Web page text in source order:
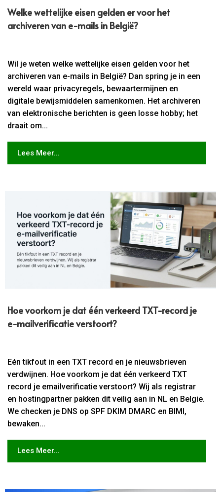
Welke wettelijke eisen gelden er voor het
archiveren van e-mails in België?
Wil je weten welke wettelijke eisen gelden voor het
archiveren van e-mails in België? Dan spring je in een
wereld waar privacyregels, bewaartermijnen en
digitale bewijsmiddelen samenkomen. Het archiveren
van elektronische berichten is geen losse hobby; het
draait om...
Lees Meer...
Hoe voorkom je dat één verkeerd TXT-record je
e-mailverificatie verstoort?
Eén tikfout in een TXT record en je nieuwsbrieven
verdwijnen. Hoe voorkom je dat één verkeerd TXT
record je emailverificatie verstoort? Wij als registrar
en hostingpartner pakken dit veilig aan in NL en Belgie.
We checken je DNS op SPF DKIM DMARC en BIMI,
bewaken...
Lees Meer...